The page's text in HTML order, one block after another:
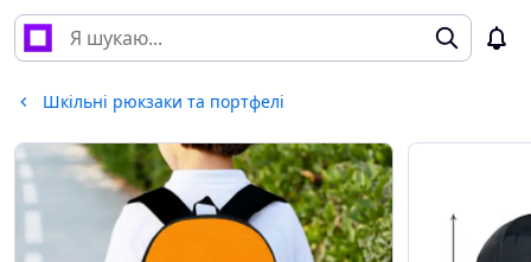
Шкільні рюкзаки та портфелі